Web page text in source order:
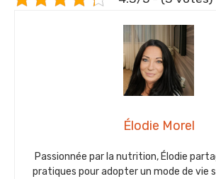
Élodie Morel
Passionnée par la nutrition, Élodie
pratiques pour adopter un mode de vie